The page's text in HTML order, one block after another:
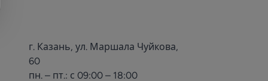
г. Казань, ул. Маршала Чуйкова,
60
пн. – пт.: с 09:00 – 18:00